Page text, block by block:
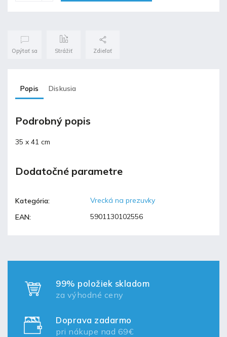
Opýtať sa Strážiť Zdieľať
Popis Diskusia
Podrobný popis
35 x 41 cm
Dodatočné parametre
Kategória:
Vrecká na prezuvky
EAN: 5901130102556
99% položiek skladom
za výhodné ceny
Doprava zadarmo
pri nákupe nad 69€